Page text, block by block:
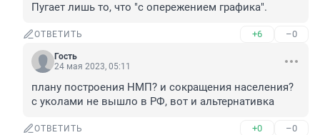
Пугает лишь то, что "с опережением графика".
ОТВЕТИТЬ +6 –0
Гость
24 мая 2023, 05:11
плану построения НМП? и сокращения населения?
с уколами не вышло в РФ, вот и альтернативка
ОТВЕТИТЬ +0 –0